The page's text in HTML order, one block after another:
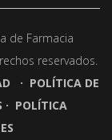
de Farmacia
reservados.
· POLÍTICA DE
· POLÍTICA